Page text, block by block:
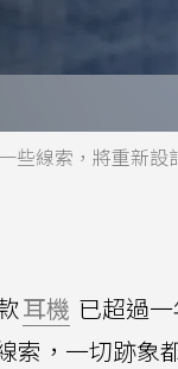
些線索，將重新設
耳機 已超過
索，一切跡象